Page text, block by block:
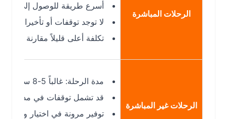
الرحلات المباشرة
أسرع طريقة للوصول إلى دبي من
لا توجد توقفات أو تأخيرات إضافية.
تكلفة أعلى قليلاً مقارنة بالرحلات
الرحلات غير المباشرة
مدة الرحلة: غالباً 5-8 ساعات أو أكثر حسب التوقف ومدة الترانزيت.
قد تشمل توقفات في مدن أخرى مثل
توفير مرونة في اختيار وقت